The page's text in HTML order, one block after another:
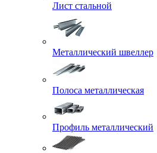
Лист стальной
Металлический швеллер
Полоса металлическая
Профиль металлический